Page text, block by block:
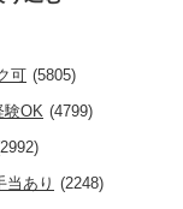
可 (5805)
験OK (4799)
当あり (2248)